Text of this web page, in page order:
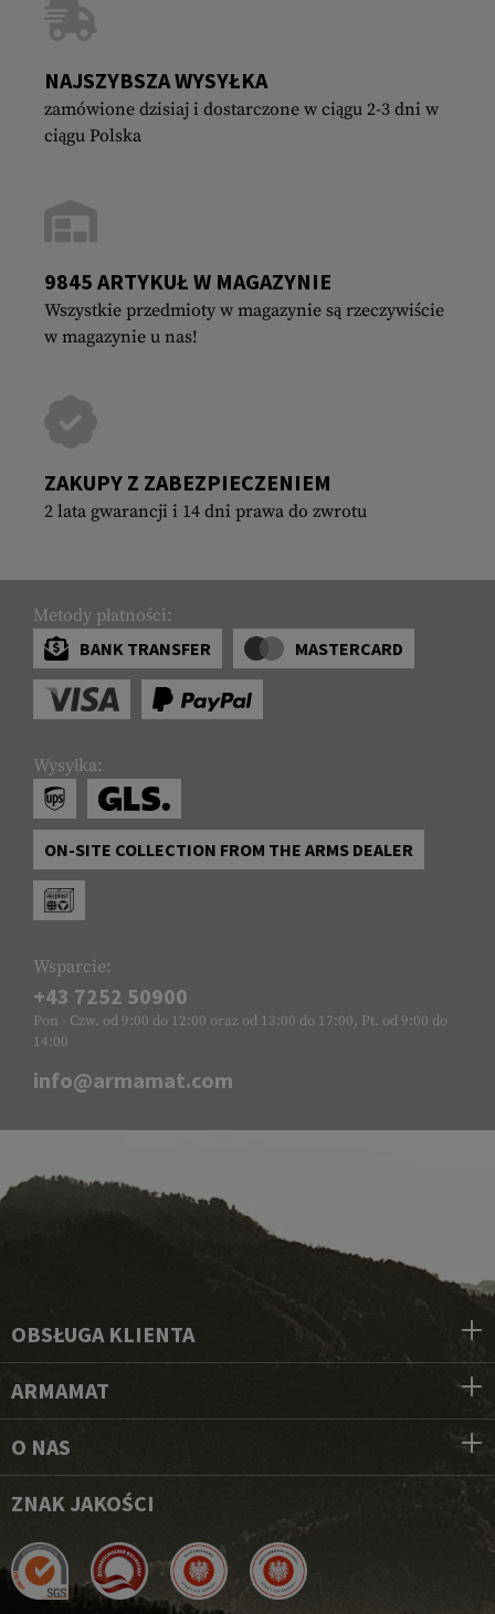
NAJSZYBSZA WYSYŁKA
zamówione dzisiaj i dostarczone w ciągu 2-3 dni w
ciągu Polska
9845 ARTYKUŁ W MAGAZYNIE
Wszystkie przedmioty w magazynie są rzeczywiście
w magazynie u nas!
ZAKUPY Z ZABEZPIECZENIEM
2 lata gwarancji i 14 dni prawa do zwrotu
Metody płatności:
BANK TRANSFER
MASTERCARD
Wysyłka:
ON-SITE COLLECTION FROM THE ARMS DEALER
Wsparcie:
+43 7252 50900
Pon - Czw. od 9:00 do 12:00 oraz od 13:00 do 17:00, Pt. od 9:00 do
14:00
info@armamat.com
OBSŁUGA KLIENTA
ARMAMAT
O NAS
ZNAK JAKOŚCI